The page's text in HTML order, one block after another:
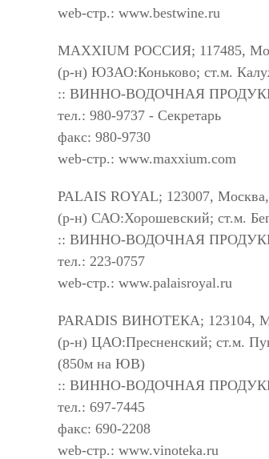
web-стр.: www.bestwine.ru
MAXXIUM РОССИЯ; 117485,
(р-н) ЮЗАО:Коньково; ст.м.
:: ВИННО-ВОДОЧНАЯ
тел.: 980-9737 - Секретарь
факс: 980-9730
web-стр.: www.maxxium.com
PALAIS ROYAL; 123007,
(р-н) САО:Хорошевский; ст.м.
:: ВИННО-ВОДОЧНАЯ
тел.: 223-0757
web-стр.: www.palaisroyal.ru
PARADIS ВИНОТЕКА; 123104,
(р-н) ЦАО:Пресненский; ст.м.
(850м на ЮВ)
:: ВИННО-ВОДОЧНАЯ
тел.: 697-7445
факс: 690-2208
web-стр.: www.vinoteka.ru